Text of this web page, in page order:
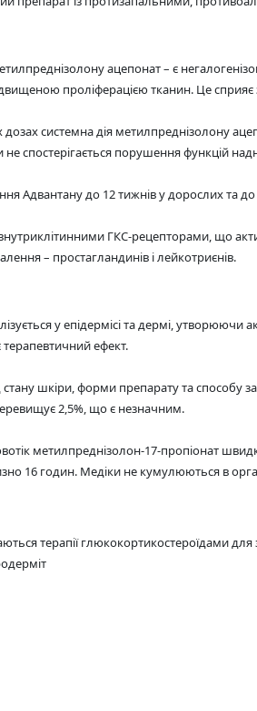
ацепонат – є
проліферацією тканин. Це
системна дія метилпреднізолону
не спостерігається порушення функцій
Адвантану до 12 тижнів у дорослих та
внутриклітинними ГКС-рецепторами, що
– простагландинів і лейкотриєнів.
у епідермісі та дермі,
терапевтичний ефект.
шкіри, форми препарату та способу
2,5%, що є незначним.
метилпреднізолон-17-пропіонат
16 годин. Медіки не кумулюються в
терапії глюкокортикостероїдами для